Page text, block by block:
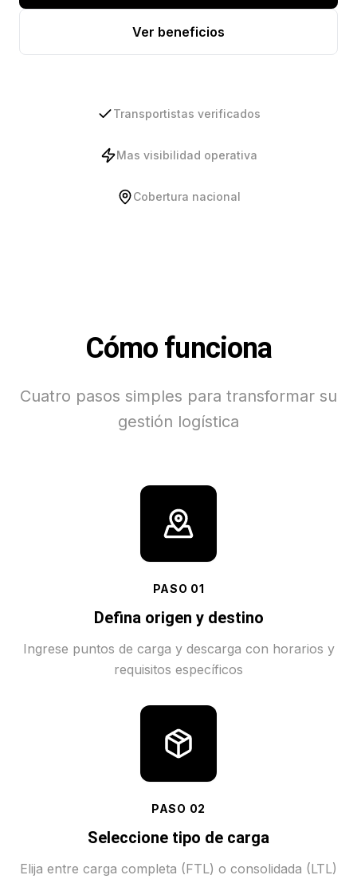
Ver beneficios
Transportistas verificados
Mas visibilidad operativa
Cobertura nacional
Cómo funciona
Cuatro pasos simples para transformar su
gestión logística
PASO 01
Defina origen y destino
Ingrese puntos de carga y descarga con horarios y
requisitos específicos
PASO 02
Seleccione tipo de carga
Elija entre carga completa (FTL) o consolidada (LTL)